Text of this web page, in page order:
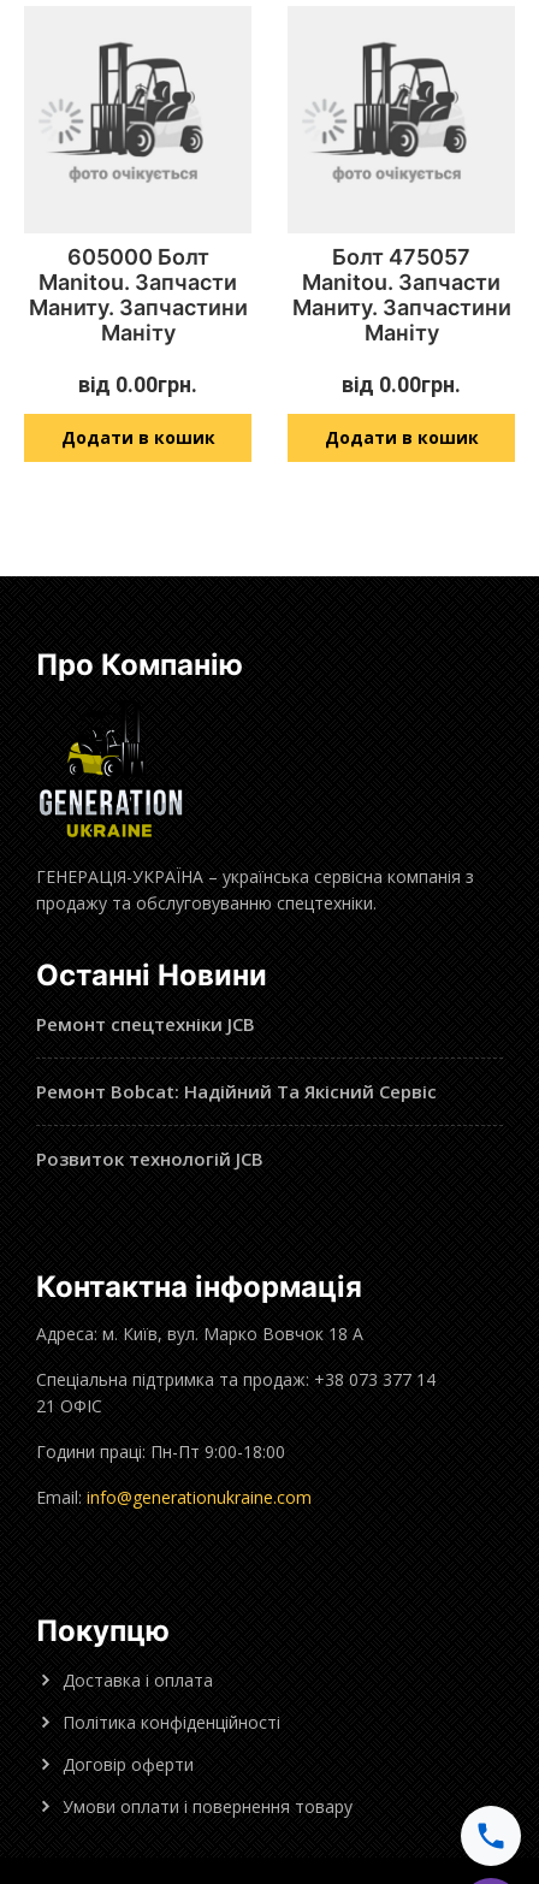
605000 Болт
Manitou. Запчасти
Маниту. Запчастини
Маніту
від 0.00грн.
Додати в кошик
Болт 475057
Manitou. Запчасти
Маниту. Запчастини
Маніту
від 0.00грн.
Додати в кошик
Про Компанію
ГЕНЕРАЦІЯ-УКРАЇНА – українська сервісна компанія з
продажу та обслуговуванню спецтехніки.
Останні Новини
Ремонт спецтехніки JCB
Ремонт Bobcat: Надійний Та Якісний Сервіс
Розвиток технологій JCB
Контактна інформація
Адреса: м. Київ, вул. Марко Вовчок 18 А
Спеціальна підтримка та продаж: +38 073 377 14
21 ОФІС
Години праці: Пн-Пт 9:00-18:00
Email: info@generationukraine.com
Покупцю
Доставка і оплата
Політика конфіденційності
Договір оферти
Умови оплати і повернення товару